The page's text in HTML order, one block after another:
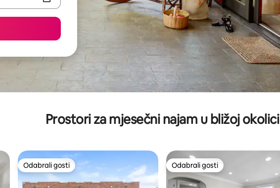
Prostori za mjesečni najam u bližoj okolici
Odabrali gosti
Odabrali gosti Odabrali gosti
Odabrali gosti